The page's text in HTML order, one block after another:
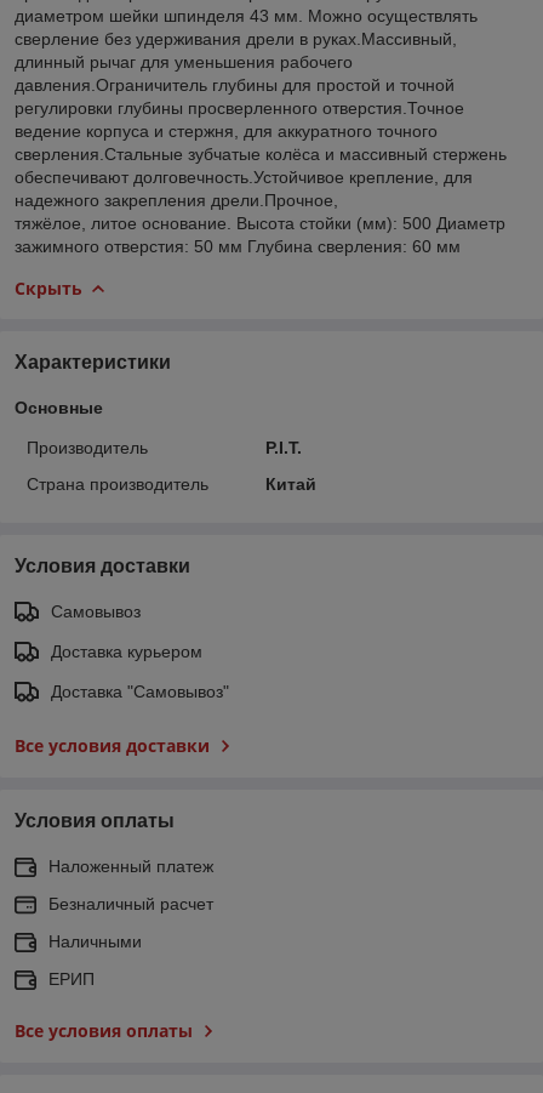
диаметром шейки шпинделя 43 мм. Можно осуществлять
сверление без удерживания дрели в руках.Массивный,
длинный рычаг для уменьшения рабочего
давления.Ограничитель глубины для простой и точной
регулировки глубины просверленного отверстия.Точное
ведение корпуса и стержня, для аккуратного точного
сверления.Стальные зубчатые колёса и массивный стержень
обеспечивают долговечность.Устойчивое крепление, для
надежного закрепления дрели.Прочное,
тяжёлое, литое основание. Высота стойки (мм): 500 Диаметр
зажимного отверстия: 50 мм Глубина сверления: 60 мм
Скрыть
Характеристики
Основные
Производитель
P.I.T.
Страна производитель
Китай
Условия доставки
Самовывоз
Доставка курьером
Доставка "Самовывоз"
Все условия доставки
Условия оплаты
Наложенный платеж
Безналичный расчет
Наличными
ЕРИП
Все условия оплаты